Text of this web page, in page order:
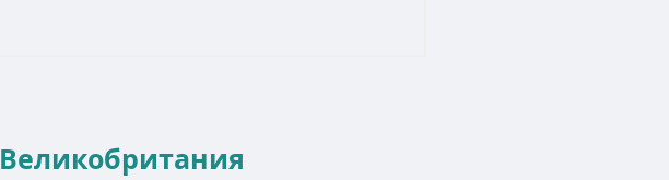
Великобритания